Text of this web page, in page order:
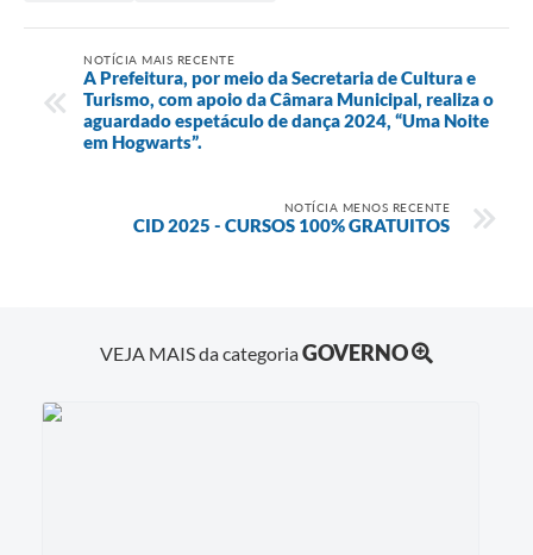
NOTÍCIA MAIS RECENTE
A Prefeitura, por meio da Secretaria de Cultura e
Turismo, com apoio da Câmara Municipal, realiza o
aguardado espetáculo de dança 2024, “Uma Noite
em Hogwarts”.
NOTÍCIA MENOS RECENTE
CID 2025 - CURSOS 100% GRATUITOS
VEJA MAIS da categoriaGOVERNO